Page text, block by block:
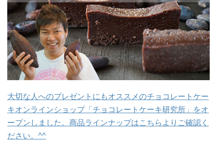
大切な人へのプレゼントにもオススメのチョコレートケー
キオンラインショップ「チョコレートケーキ研究所」をオ
ープンしました。商品ラインナップはこちらよりご確認く
ださい。^^